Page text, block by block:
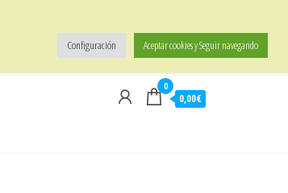
Contacto
0
0,00€
Configuración Aceptar cookies y Seguir navegando